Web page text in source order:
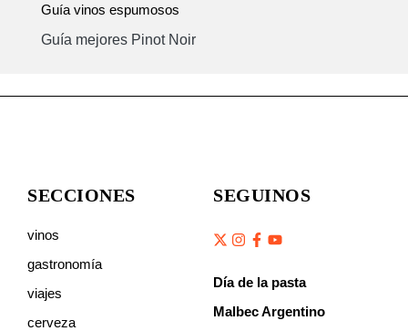
Guía vinos espumosos
Guía mejores Pinot Noir
SECCIONES
vinos
gastronomía
viajes
cerveza
SEGUINOS
Día de la pasta
Malbec Argentino